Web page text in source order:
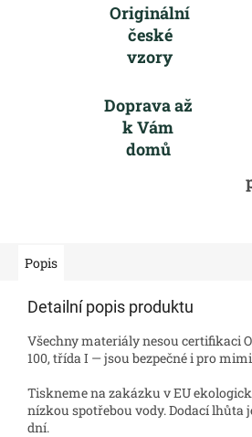
Originální
české
vzory
Doprava až
k Vám
domů
Popis
Detailní popis produktu
Všechny materiály nesou certifikaci
100, třída I — jsou bezpečné i pro
Tiskneme na zakázku v EU
nízkou spotřebou vody. Dodací lhůta
dní.